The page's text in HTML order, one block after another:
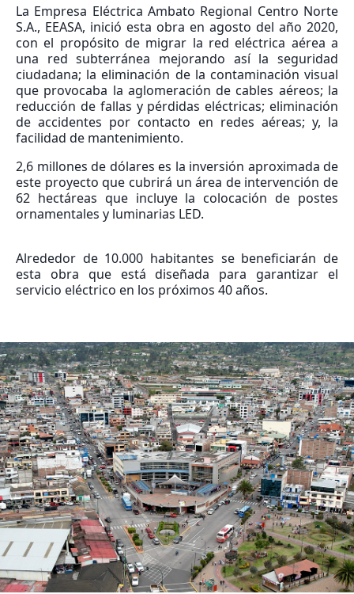
La Empresa Eléctrica Ambato Regional Centro Norte
S.A., EEASA, inició esta obra en agosto del año 2020,
con el propósito de migrar la red eléctrica aérea a
una red subterránea mejorando así la seguridad
ciudadana; la eliminación de la contaminación visual
que provocaba la aglomeración de cables aéreos; la
reducción de fallas y pérdidas eléctricas; eliminación
de accidentes por contacto en redes aéreas; y, la
facilidad de mantenimiento.
2,6 millones de dólares es la inversión aproximada de
este proyecto que cubrirá un área de intervención de
62 hectáreas que incluye la colocación de postes
ornamentales y luminarias LED.
Alrededor de 10.000 habitantes se beneficiarán de
esta obra que está diseñada para garantizar el
servicio eléctrico en los próximos 40 años.